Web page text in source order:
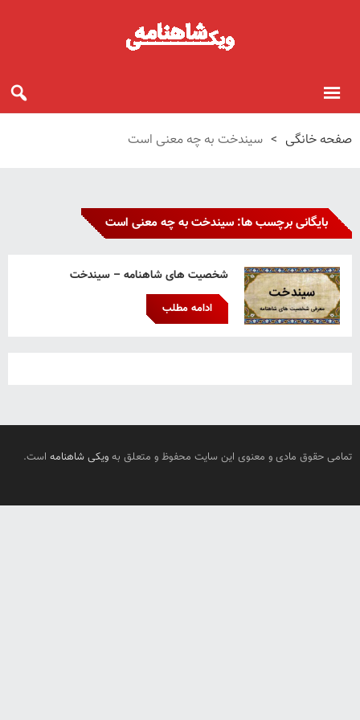
صفحه خانگی > سیندخت به چه معنی است
بایگانی برچسب ها: سیندخت به چه معنی است
شخصیت های شاهنامه – سیندخت
ادامه مطلب
تمامی حقوق مادی و معنوی این سایت محفوظ و متعلق به ویکی شاهنامه است.